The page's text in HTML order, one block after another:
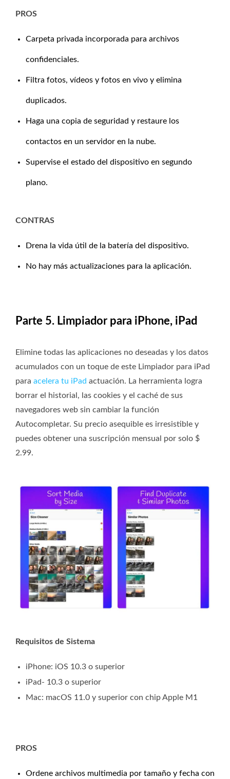
PROS
Carpeta privada incorporada para archivos
confidenciales.
Filtra fotos, vídeos y fotos en vivo y elimina
duplicados.
Haga una copia de seguridad y restaure los
contactos en un servidor en la nube.
Supervise el estado del dispositivo en segundo
plano.
CONTRAS
Drena la vida útil de la batería del dispositivo.
No hay más actualizaciones para la aplicación.
Parte 5. Limpiador para iPhone, iPad
Elimine todas las aplicaciones no deseadas y los datos
acumulados con un toque de este Limpiador para iPad
para acelera tu iPad actuación. La herramienta logra
borrar el historial, las cookies y el caché de sus
navegadores web sin cambiar la función
Autocompletar. Su precio asequible es irresistible y
puedes obtener una suscripción mensual por solo $
2.99.
Requisitos de Sistema
iPhone: iOS 10.3 o superior
iPad- 10.3 o superior
Mac: macOS 11.0 y superior con chip Apple M1
PROS
Ordene archivos multimedia por tamaño y fecha con